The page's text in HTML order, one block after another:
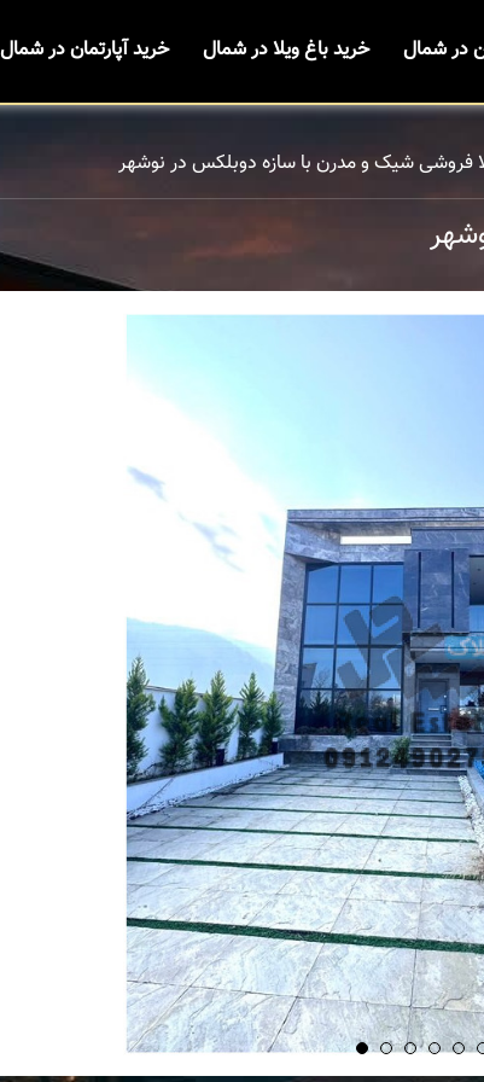
در شمال خرید باغ ویلا در شمال خرید آپارتمان در شمال
فروشی شیک و مدرن با سازه دوبلکس در نوشهر